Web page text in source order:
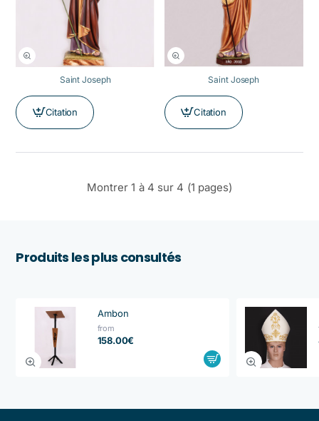
Saint Joseph
Citation
Saint Joseph
Citation
Montrer 1 à 4 sur 4 (1 pages)
Produits les plus consultés
Ambon
from
158.00€